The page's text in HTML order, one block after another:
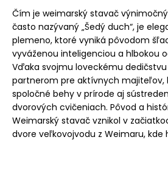
Čím je weimarský stavač
často nazývaný „Šedý duch“, je
plemeno, ktoré vyniká pôvodom
vyváženou inteligenciou a hlbokou
Vďaka svojmu loveckému
partnerom pre aktívnych majiteľov,
spoločné behy v prírode aj
dvorových cvičeniach. Pôvod a
Weimarský stavač vznikol v
dvore veľkovojvodu z Weimaru, kde